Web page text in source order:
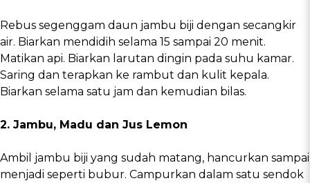
Rebus segenggam daun jambu biji dengan secangkir
air. Biarkan mendidih selama 15 sampai 20 menit.
Matikan api. Biarkan larutan dingin pada suhu kamar.
Saring dan terapkan ke rambut dan kulit kepala.
Biarkan selama satu jam dan kemudian bilas.
2. Jambu, Madu dan Jus Lemon
Ambil jambu biji yang sudah matang, hancurkan sampai
menjadi seperti bubur. Campurkan dalam satu sendok